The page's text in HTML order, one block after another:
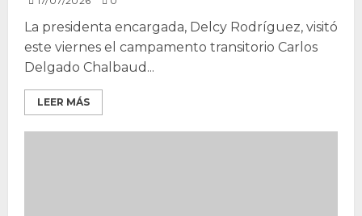
La presidenta encargada, Delcy Rodríguez, visitó
este viernes el campamento transitorio Carlos
Delgado Chalbaud...
LEER MÁS